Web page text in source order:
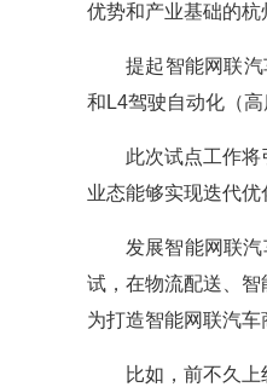
优势和产业基础的杭
提起智能网联
和L4驾驶自动化（高
此次试点工作
业态能够实现迭代
发展智能网联
试，在物流配送、智
为打造智能网联汽车
比如，前不久